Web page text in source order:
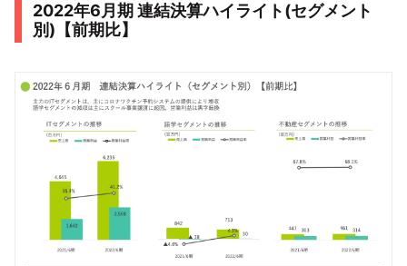
2022年6月期 連結決算ハイライト(セグメント
別)【前期比】